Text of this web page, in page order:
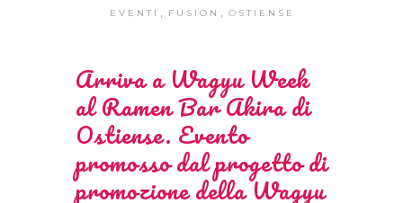
EVENTI FUSION OSTIENSE
Arriva a Wagyu Week
al Ramen Bar Akira di
Ostiense. Evento
promosso dal progetto di
promozione della Wagyu